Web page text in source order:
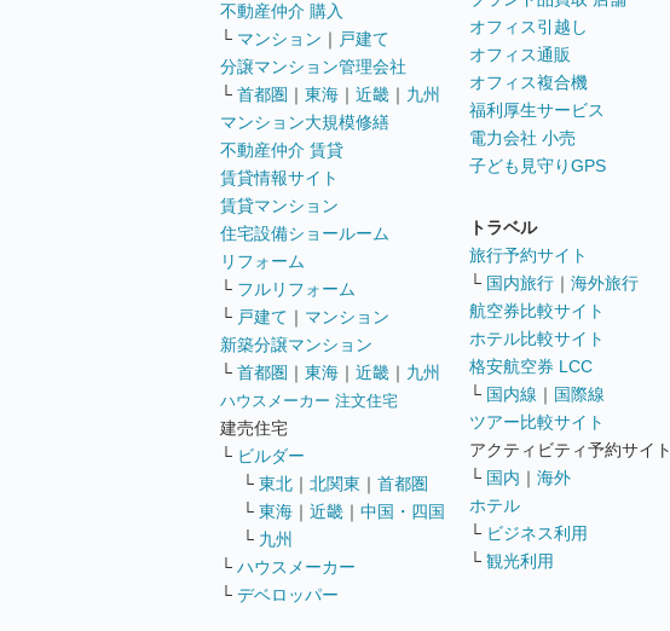
不動産仲介 購入
└ マンション ｜ 戸建て
分譲マンション管理会社
└ 首都圏 ｜ 東海 ｜ 近畿 ｜ 九州
マンション大規模修繕
不動産仲介 賃貸
賃貸情報サイト
賃貸マンション
住宅設備ショールーム
リフォーム
└ フルリフォーム
└ 戸建て ｜ マンション
新築分譲マンション
└ 首都圏 ｜ 東海 ｜ 近畿 ｜ 九州
ハウスメーカー 注文住宅
建売住宅
└ ビルダー
└ 東北 ｜ 北関東 ｜ 首都圏
└ 東海 ｜ 近畿 ｜ 中国・四国
└ 九州
└ ハウスメーカー
└ デベロッパー
オフィス引越し
オフィス通販
オフィス複合機
福利厚生サービス
電力会社 小売
子ども見守りGPS
トラベル
旅行予約サイト
└ 国内旅行 ｜ 海外旅行
航空券比較サイト
ホテル比較サイト
格安航空券 LCC
└ 国内線 ｜ 国際線
ツアー比較サイト
アクティビティ予約サイト
└ 国内 ｜ 海外
ホテル
└ ビジネス利用
└ 観光利用